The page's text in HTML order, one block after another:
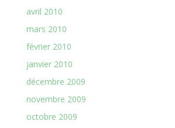
avril 2010
mars 2010
février 2010
janvier 2010
décembre 2009
novembre 2009
octobre 2009